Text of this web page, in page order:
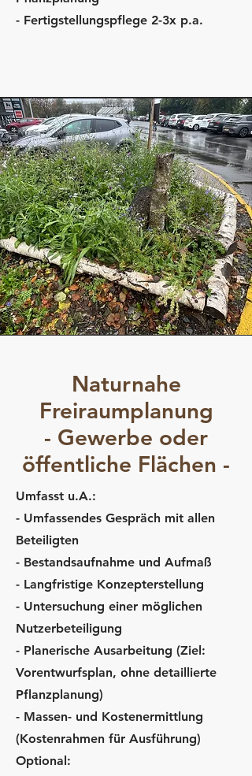
- Fertigstellungspflege 2-3x p.a.
Naturnahe
Freiraumplanung
- Gewerbe oder
öffentliche Flächen -
Umfasst u.A.:
- Umfassendes Gespräch mit allen
Beteiligten
- Bestandsaufnahme und Aufmaß
- Langfristige Konzepterstellung
- Untersuchung einer möglichen
Nutzerbeteiligung
- Planerische Ausarbeitung (Ziel:
Vorentwurfsplan, ohne detaillierte
Pflanzplanung)
- Massen- und Kostenermittlung
(Kostenrahmen für Ausführung)
Optional: